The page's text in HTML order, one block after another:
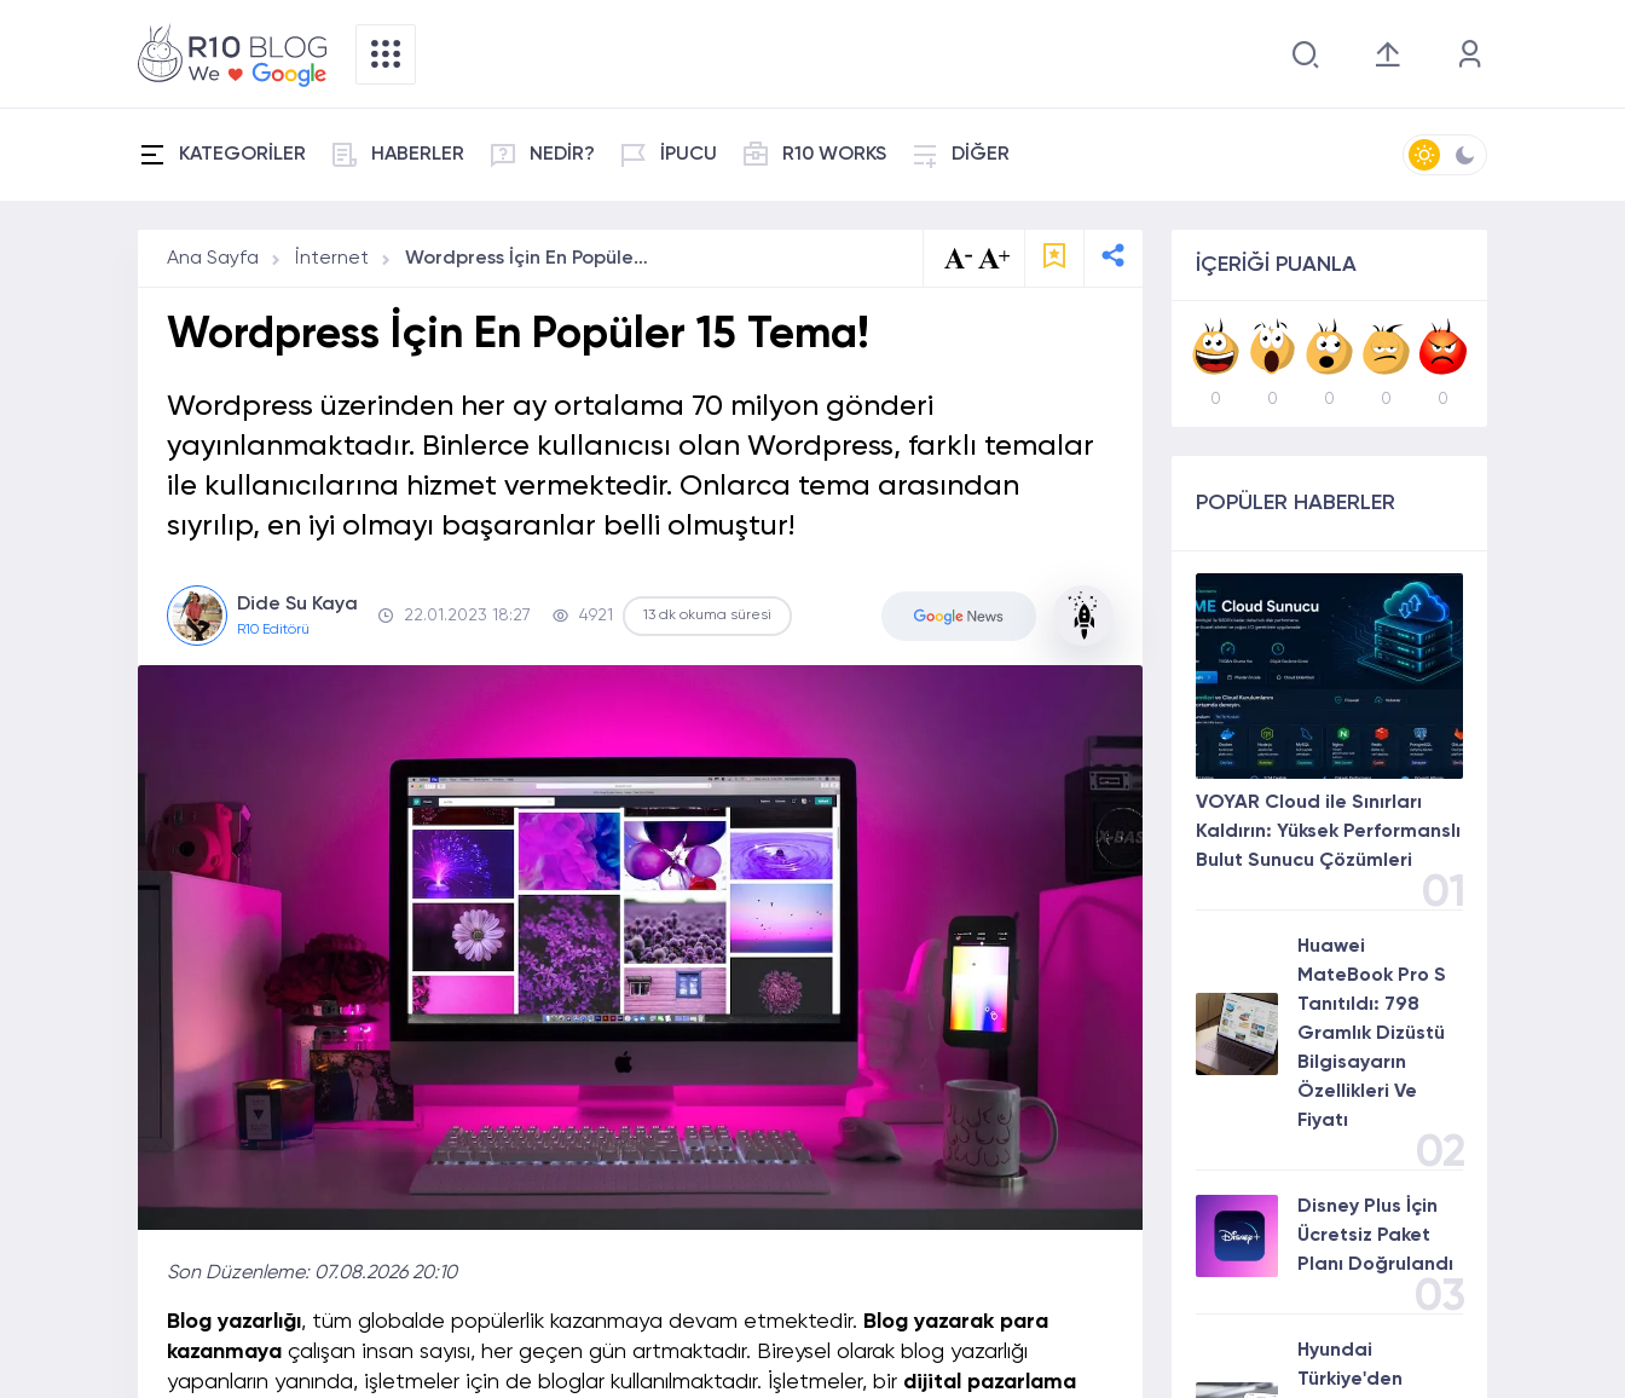
KATEGORİLER HABERLER NEDİR? İPUCU R10 WORKS DİĞER
Ana Sayfa İnternet Wordpress İçin En Popüler 15 Tema!
Wordpress İçin En Popüler 15 Tema!
Wordpress üzerinden her ay ortalama 70 milyon gönderi
yayınlanmaktadır. Binlerce kullanıcısı olan Wordpress, farklı temalar
ile kullanıcılarına hizmet vermektedir. Onlarca tema arasından
sıyrılıp, en iyi olmayı başaranlar belli olmuştur!
Dide Su Kaya
R10 Editörü
22.01.2023 18:27 4921 13 dk okuma süresi
Son Düzenleme: 07.08.2026 20:10
Blog yazarlığı, tüm globalde popülerlik kazanmaya devam etmektedir. Blog yazarak para
kazanmaya çalışan insan sayısı, her geçen gün artmaktadır. Bireysel olarak blog yazarlığı
yapanların yanında, işletmeler için de bloglar kullanılmaktadır. İşletmeler, bir dijital pazarlama
İÇERİĞİ PUANLA
0 0 0 0 0
POPÜLER HABERLER
VOYAR Cloud ile Sınırları
Kaldırın: Yüksek Performanslı
Bulut Sunucu Çözümleri
01
Huawei
MateBook Pro S
Tanıtıldı: 798
Gramlık Dizüstü
Bilgisayarın
Özellikleri Ve
Fiyatı
02
Disney Plus İçin
Ücretsiz Paket
Planı Doğrulandı
03
Hyundai
Türkiye'den